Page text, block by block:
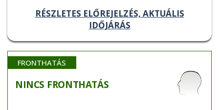
RÉSZLETES ELŐREJELZÉS, AKTUÁLIS
IDŐJÁRÁS
FRONTHATÁS
NINCS FRONTHATÁS